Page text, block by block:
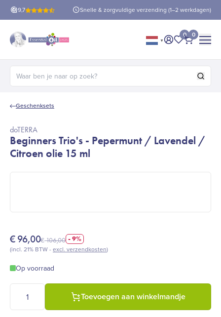
9,7
verzendingvanaf €60! Snelle & zorgvuldige verzending (1–2 werkdagen)
▼ Mijn account
Mijn
0 0
Zoeken naar:
Geschenksets
doTERRA
Beginners Trio's - Pepermunt / Lavendel /
Citroen olie 15 ml
€96,00€106,00 - 9%
(incl. 21% BTW -excl. verzendkosten)
Op voorraad
doTERRA - Beginners Trio's - Pepermunt / Lavendel / Citroen
Toevoegen aan winkelmandje